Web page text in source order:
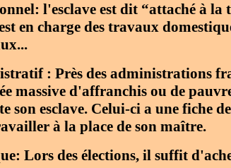
l'esclave est dit “attaché à la
en charge des travaux
: Près des administrations
massive d'affranchis ou de
son esclave. Celui-ci a une fiche
à la place de son maître.
Lors des élections, il suffit